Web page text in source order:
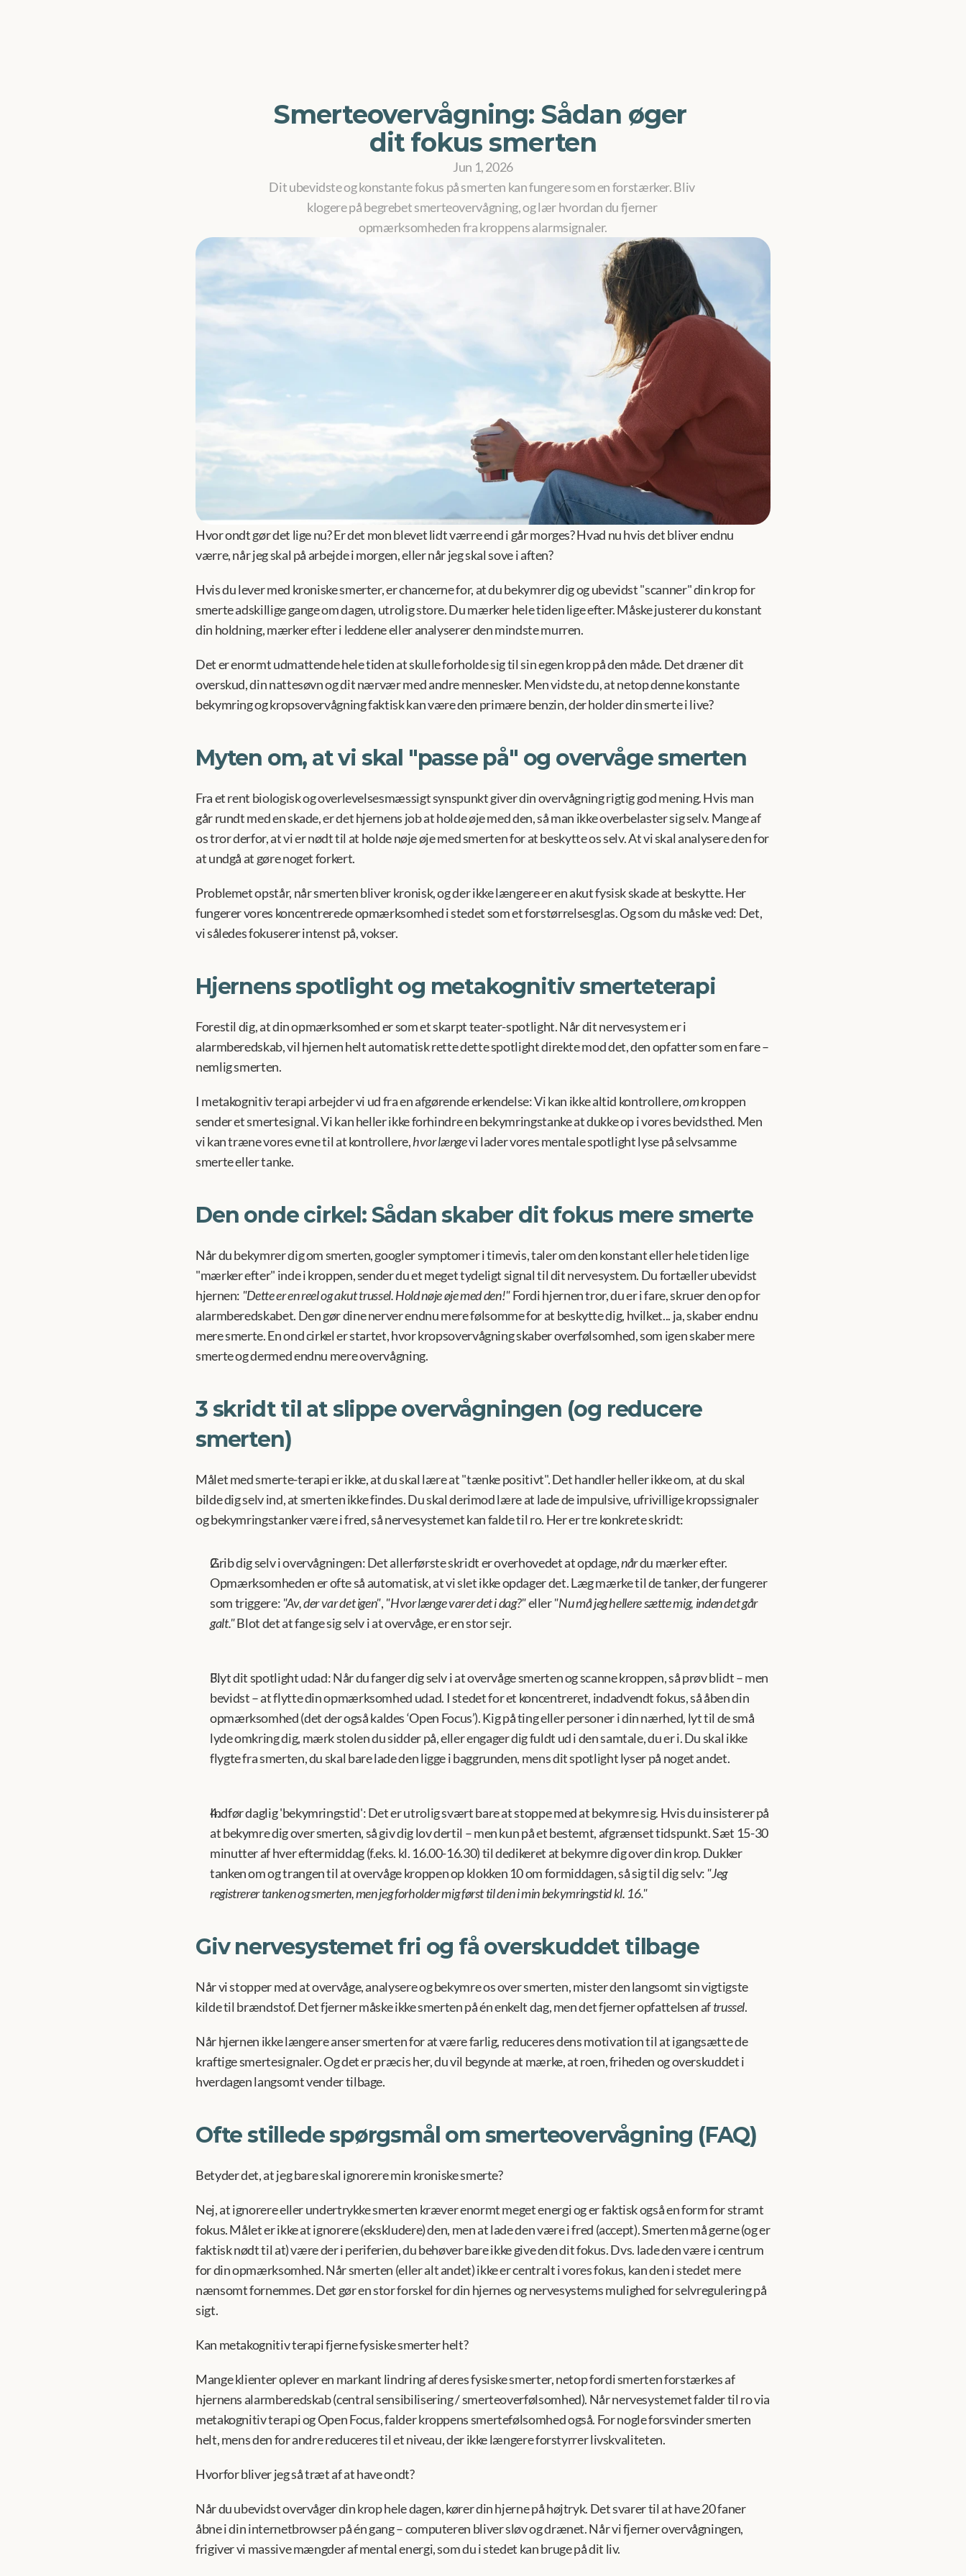
Smerteovervågning: Sådan øger
dit fokus smerten
Jun 1, 2026
Dit ubevidste og konstante fokus på smerten kan fungere som en forstærker. Bliv
klogere på begrebet smerteovervågning, og lær hvordan du fjerner
opmærksomheden fra kroppens alarmsignaler.
Hvor ondt gør det lige nu? Er det mon blevet lidt værre end i går morges? Hvad nu hvis det bliver endnu
værre, når jeg skal på arbejde i morgen, eller når jeg skal sove i aften?
Hvis du lever med kroniske smerter, er chancerne for, at du bekymrer dig og ubevidst "scanner" din krop for
smerte adskillige gange om dagen, utrolig store. Du mærker hele tiden lige efter. Måske justerer du konstant
din holdning, mærker efter i leddene eller analyserer den mindste murren.
Det er enormt udmattende hele tiden at skulle forholde sig til sin egen krop på den måde. Det dræner dit
overskud, din nattesøvn og dit nærvær med andre mennesker. Men vidste du, at netop denne konstante
bekymring og kropsovervågning faktisk kan være den primære benzin, der holder din smerte i live?
Myten om, at vi skal "passe på" og overvåge smerten
Fra et rent biologisk og overlevelsesmæssigt synspunkt giver din overvågning rigtig god mening. Hvis man
går rundt med en skade, er det hjernens job at holde øje med den, så man ikke overbelaster sig selv. Mange af
os tror derfor, at vi er nødt til at holde nøje øje med smerten for at beskytte os selv. At vi skal analysere den for
at undgå at gøre noget forkert.
Problemet opstår, når smerten bliver kronisk, og der ikke længere er en akut fysisk skade at beskytte. Her
fungerer vores koncentrerede opmærksomhed i stedet som et forstørrelsesglas. Og som du måske ved: Det,
vi således fokuserer intenst på, vokser.
Hjernens spotlight og metakognitiv smerteterapi
Forestil dig, at din opmærksomhed er som et skarpt teater-spotlight. Når dit nervesystem er i
alarmberedskab, vil hjernen helt automatisk rette dette spotlight direkte mod det, den opfatter som en fare –
nemlig smerten.
I metakognitiv terapi arbejder vi ud fra en afgørende erkendelse: Vi kan ikke altid kontrollere, om kroppen
sender et smertesignal. Vi kan heller ikke forhindre en bekymringstanke at dukke op i vores bevidsthed. Men
vi kan træne vores evne til at kontrollere, hvor længe vi lader vores mentale spotlight lyse på selvsamme
smerte eller tanke.
Den onde cirkel: Sådan skaber dit fokus mere smerte
Når du bekymrer dig om smerten, googler symptomer i timevis, taler om den konstant eller hele tiden lige
"mærker efter" inde i kroppen, sender du et meget tydeligt signal til dit nervesystem. Du fortæller ubevidst
hjernen: "Dette er en reel og akut trussel. Hold nøje øje med den!" Fordi hjernen tror, du er i fare, skruer den op for
alarmberedskabet. Den gør dine nerver endnu mere følsomme for at beskytte dig, hvilket... ja, skaber endnu
mere smerte. En ond cirkel er startet, hvor kropsovervågning skaber overfølsomhed, som igen skaber mere
smerte og dermed endnu mere overvågning.
3 skridt til at slippe overvågningen (og reducere
smerten)
Målet med smerte-terapi er ikke, at du skal lære at "tænke positivt". Det handler heller ikke om, at du skal
bilde dig selv ind, at smerten ikke findes. Du skal derimod lære at lade de impulsive, ufrivillige kropssignaler
og bekymringstanker være i fred, så nervesystemet kan falde til ro. Her er tre konkrete skridt:
Grib dig selv i overvågningen: Det allerførste skridt er overhovedet at opdage, når du mærker efter.
Opmærksomheden er ofte så automatisk, at vi slet ikke opdager det. Læg mærke til de tanker, der fungerer
som triggere: "Av, der var det igen", "Hvor længe varer det i dag?" eller "Nu må jeg hellere sætte mig, inden det går
galt." Blot det at fange sig selv i at overvåge, er en stor sejr.
Flyt dit spotlight udad: Når du fanger dig selv i at overvåge smerten og scanne kroppen, så prøv blidt – men
bevidst – at flytte din opmærksomhed udad. I stedet for et koncentreret, indadvendt fokus, så åben din
opmærksomhed (det der også kaldes ‘Open Focus’). Kig på ting eller personer i din nærhed, lyt til de små
lyde omkring dig, mærk stolen du sidder på, eller engager dig fuldt ud i den samtale, du er i. Du skal ikke
flygte fra smerten, du skal bare lade den ligge i baggrunden, mens dit spotlight lyser på noget andet.
Indfør daglig 'bekymringstid': Det er utrolig svært bare at stoppe med at bekymre sig. Hvis du insisterer på
at bekymre dig over smerten, så giv dig lov dertil – men kun på et bestemt, afgrænset tidspunkt. Sæt 15-30
minutter af hver eftermiddag (f.eks. kl. 16.00-16.30) til dedikeret at bekymre dig over din krop. Dukker
tanken om og trangen til at overvåge kroppen op klokken 10 om formiddagen, så sig til dig selv: "Jeg
registrerer tanken og smerten, men jeg forholder mig først til den i min bekymringstid kl. 16."
Giv nervesystemet fri og få overskuddet tilbage
Når vi stopper med at overvåge, analysere og bekymre os over smerten, mister den langsomt sin vigtigste
kilde til brændstof. Det fjerner måske ikke smerten på én enkelt dag, men det fjerner opfattelsen af trussel.
Når hjernen ikke længere anser smerten for at være farlig, reduceres dens motivation til at igangsætte de
kraftige smertesignaler. Og det er præcis her, du vil begynde at mærke, at roen, friheden og overskuddet i
hverdagen langsomt vender tilbage.
Ofte stillede spørgsmål om smerteovervågning (FAQ)
Betyder det, at jeg bare skal ignorere min kroniske smerte?
Nej, at ignorere eller undertrykke smerten kræver enormt meget energi og er faktisk også en form for stramt
fokus. Målet er ikke at ignorere (ekskludere) den, men at lade den være i fred (accept). Smerten må gerne (og er
faktisk nødt til at) være der i periferien, du behøver bare ikke give den dit fokus. Dvs. lade den være i centrum
for din opmærksomhed. Når smerten (eller alt andet) ikke er centralt i vores fokus, kan den i stedet mere
nænsomt fornemmes. Det gør en stor forskel for din hjernes og nervesystems mulighed for selvregulering på
sigt.
Kan metakognitiv terapi fjerne fysiske smerter helt?
Mange klienter oplever en markant lindring af deres fysiske smerter, netop fordi smerten forstærkes af
hjernens alarmberedskab (central sensibilisering / smerteoverfølsomhed). Når nervesystemet falder til ro via
metakognitiv terapi og Open Focus, falder kroppens smertefølsomhed også. For nogle forsvinder smerten
helt, mens den for andre reduceres til et niveau, der ikke længere forstyrrer livskvaliteten.
Hvorfor bliver jeg så træt af at have ondt?
Når du ubevidst overvåger din krop hele dagen, kører din hjerne på højtryk. Det svarer til at have 20 faner
åbne i din internetbrowser på én gang – computeren bliver sløv og drænet. Når vi fjerner overvågningen,
frigiver vi massive mængder af mental energi, som du i stedet kan bruge på dit liv.